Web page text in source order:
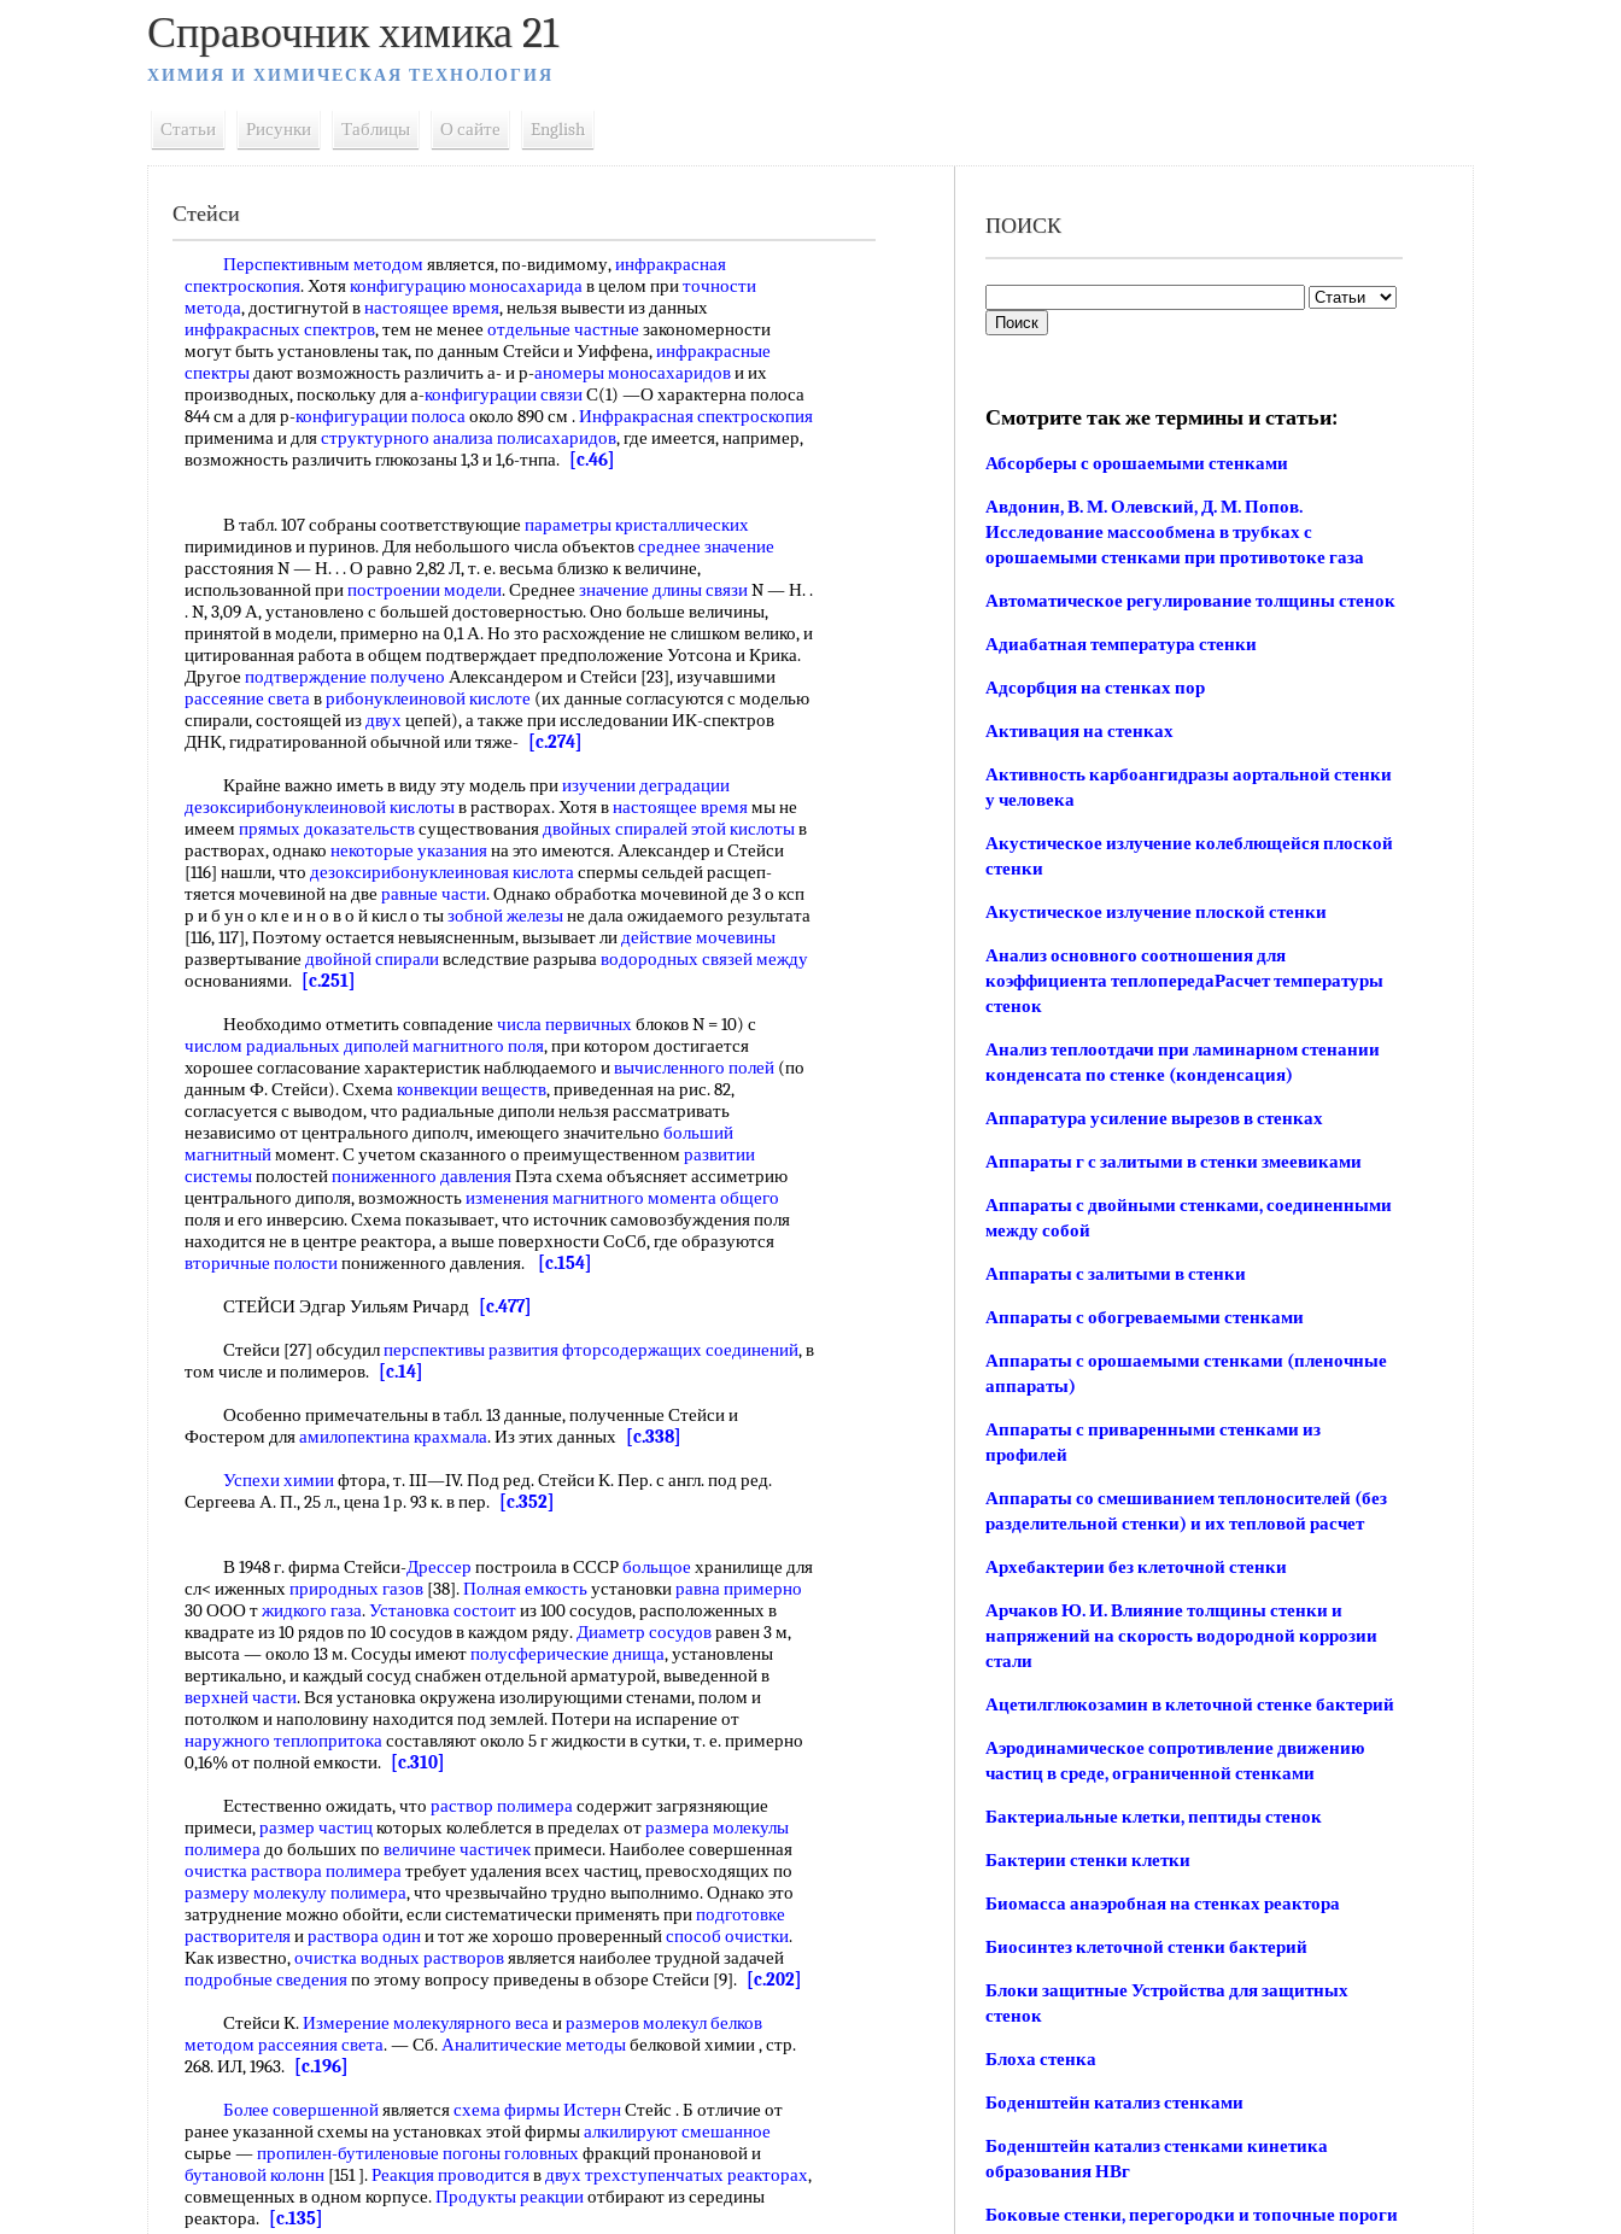
Справочник химика 21
ХИМИЯ И ХИМИЧЕСКАЯ ТЕХНОЛОГИЯ
Статьи Рисунки Таблицы О сайте English
Стейси
Перспективным методом является, по-видимому,инфракрасная
спектроскопия. Хотяконфигурацию моносахаридав целом приточности
метода, достигнутой внастоящее время, нельзя вывести из данных
инфракрасных спектров, тем не менее отдельные частные закономерности
могут быть установлены так, по данным Стейси и Уиффена,инфракрасные
спектрыдают возможность различить а- и р-аномеры моносахаридови их
производных, поскольку для а-конфигурации связиС(1) —О характерна полоса
844 см а для р-конфигурации полосаоколо 890 см .Инфракрасная спектроскопия
применима и дляструктурного анализа полисахаридов, где имеется, например,
возможность различить глюкозаны 1,3 и 1,6-тнпа.
[c.46]
В табл. 107 собраны соответствующие параметры кристаллических
пиримидинов и пуринов. Для небольшого числа объектовсреднее значение
расстояния N — Н. . . О равно 2,82 Л, т. е. весьма близко к величине,
использованной припостроении модели. Среднее значение длины связиN — Н. .
. N, 3,09 А, установлено с большей достоверностью. Оно больше величины,
принятой в модели, примерно на 0,1 А. Но зто расхождение не слишком велико, и
цитированная работа в общем подтверждает предположение Уотсона и Крика.
Другое подтверждение получено Александером и Стейси [23], изучавшими
рассеяние светаврибонуклеиновой кислоте (их данные согласуются с моделью
спирали, состоящей издвухцепей), а также при исследовании ИК-спектров
ДНК, гидратированной обычной или тяже-
[c.274]
Крайне важно иметь в виду эту модель приизучении деградации
дезоксирибонуклеиновой кислотыв растворах. Хотя внастоящее времямы не
имеем прямых доказательствсуществованиядвойных спиралейэтой кислотыв
растворах, однако некоторые указанияна это имеются. Александер и Стейси
[116] нашли, что дезоксирибонуклеиновая кислотаспермы сельдей расщеп-
тяется мочевиной на две равные части. Однако обработка мочевиной де 3 о ксп
р и б ун о кл е и н о в о й кисл о тызобной железыне дала ожидаемого результата
[116, 117], Поэтому остается невыясненным, вызывает лидействие мочевины
развертывание двойной спираливследствие разрываводородных связей между
основаниями.
[c.251]
Необходимо отметить совпадение числа первичныхблоков N = 10) с
числом радиальныхдиполей магнитного поля, при котором достигается
хорошее согласование характеристик наблюдаемого ивычисленного полей (по
данным Ф. Стейси). Схемаконвекции веществ, приведенная на рис. 82,
согласуется с выводом, что радиальные диполи нельзя рассматривать
независимо от центрального диполч, имеющего значительно больший
магнитныймомент. С учетом сказанного о преимущественном развитии
системыполостейпониженного давленияПэта схема объясняет ассиметрию
центрального диполя, возможностьизменения магнитного момента общего
поля и его инверсию. Схема показывает, что источник самовозбуждения поля
находится не в центре реактора, а выше поверхности СоСб, где образуются
вторичные полостипониженного давления.
[c.154]
СТЕЙСИ Эдгар Уильям Ричард
[c.477]
Стейси [27] обсудилперспективы развитияфторсодержащих соединений, в
том числе и полимеров.
[c.14]
Особенно примечательны в табл. 13 данные, полученные Стейси и
Фостером дляамилопектина крахмала. Из этих данных
[c.338]
Успехи химиифтора, т. III—IV. Под ред. Стейси К. Пер. с англ. под ред.
Сергеева А. П., 25 л., цена 1 р. 93 к. в пер.
[c.352]
В 1948 г. фирма Стейси-Дрессер построила в СССРбольщое хранилище для
сл< иженныхприродных газов [38].Полная емкостьустановкиравна примерно
30 ООО тжидкого газа.Установка состоитиз 100 сосудов, расположенных в
квадрате из 10 рядов по 10 сосудов в каждом ряду.Диаметр сосудовравен 3 м,
высота — около 13 м. Сосуды имеютполусферические днища, установлены
вертикально, и каждый сосуд снабжен отдельной арматурой, выведенной в
верхней части. Вся установка окружена изолирующими стенами, полом и
потолком и наполовину находится под землей. Потери на испарение от
наружного теплопритокасоставляют около 5 г жидкости в сутки, т. е. примерно
0,16% от полной емкости.
[c.310]
Естественно ожидать, что раствор полимерасодержит загрязняющие
примеси,размер частицкоторых колеблется в пределах отразмера молекулы
полимерадо больших по величине частичекпримеси. Наиболее совершенная
очистка раствора полимератребует удаления всех частиц, превосходящих по
размеру молекулу полимера, что чрезвычайно трудно выполнимо. Однако это
затруднение можно обойти, если систематически применять приподготовке
растворителяираствора одини тот же хорошо проверенныйспособ очистки.
Как известно,очистка водных растворовявляется наиболее трудной задачей
подробные сведенияпо этому вопросу приведены в обзоре Стейси [9].
[c.202]
Стейси К.Измерение молекулярного весаиразмеров молекул белков
методом рассеяния света. — Сб.Аналитические методыбелковой химии , стр.
268. ИЛ, 1963.
[c.196]
Более совершеннойявляетсясхема фирмыИстернСтейс . Б отличие от
ранее указанной схемы на установках этой фирмыалкилируют смешанное
сырье —пропилен-бутиленовые погоны головныхфракций пронановой и
бутановой колонн [151 ].Реакция проводитсявдвухтрехступенчатых реакторах,
совмещенных в одном корпусе.Продукты реакцииотбирают из середины
реактора.
[c.135]
ПОИСК
Смотрите так же термины и статьи:
Абсорберы с орошаемыми стенками
Авдонин, В. М. Олевский, Д. М. Попов.
Исследование массообмена в трубках с
орошаемыми стенками при противотоке газа
Автоматическое регулирование толщины стенок
Адиабатная температура стенки
Адсорбция на стенках пор
Активация на стенках
Активность карбоангидразы аортальной стенки
у человека
Акустическое излучение колеблющейся плоской
стенки
Акустическое излучение плоской стенки
Анализ основного соотношения для
коэффициента теплопередаРасчет температуры
стенок
Анализ теплоотдачи при ламинарном стенании
конденсата по стенке (конденсация)
Аппаратура усиление вырезов в стенках
Аппараты г с залитыми в стенки змеевиками
Аппараты с двойными стенками, соединенными
между собой
Аппараты с залитыми в стенки
Аппараты с обогреваемыми стенками
Аппараты с орошаемыми стенками (пленочные
аппараты)
Аппараты с приваренными стенками из
профилей
Аппараты со смешиванием теплоносителей (без
разделительной стенки) и их тепловой расчет
Архебактерии без клеточной стенки
Арчаков Ю. И. Влияние толщины стенки и
напряжений на скорость водородной коррозии
стали
Ацетилглюкозамин в клеточной стенке бактерий
Аэродинамическое сопротивление движению
частиц в среде, ограниченной стенками
Бактериальные клетки, пептиды стенок
Бактерии стенки клетки
Биомасса анаэробная на стенках реактора
Биосинтез клеточной стенки бактерий
Блоки защитные Устройства для защитных
стенок
Блоха стенка
Боденштейн катализ стенками
Боденштейн катализ стенками кинетика
образования НВг
Боковые стенки, перегородки и топочные пороги